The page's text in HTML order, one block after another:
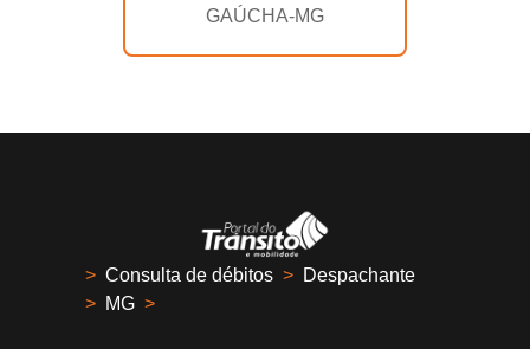
GAÚCHA-MG
> Consulta de débitos > Despachante
> MG >